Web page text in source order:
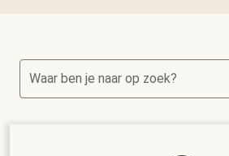
Waar ben je naar op zoek?